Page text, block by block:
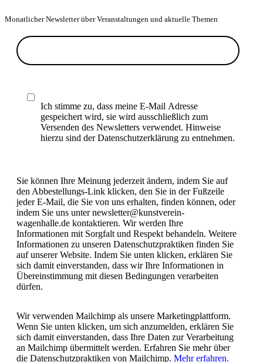
Monatlicher Newsletter über Veranstaltungen und aktuelle Themen
Ich stimme zu, dass meine E-Mail Adresse
gespeichert wird, sie wird ausschließlich zum
Versenden des Newsletters verwendet. Hinweise
hierzu sind der Datenschutzerklärung zu entnehmen.
Sie können Ihre Meinung jederzeit ändern, indem Sie auf
den Abbestellungs-Link klicken, den Sie in der Fußzeile
jeder E-Mail, die Sie von uns erhalten, finden können, oder
indem Sie uns unter newsletter@kunstverein-
wagenhalle.de kontaktieren. Wir werden Ihre
Informationen mit Sorgfalt und Respekt behandeln. Weitere
Informationen zu unseren Datenschutzpraktiken finden Sie
auf unserer Website. Indem Sie unten klicken, erklären Sie
sich damit einverstanden, dass wir Ihre Informationen in
Übereinstimmung mit diesen Bedingungen verarbeiten
dürfen.
Wir verwenden Mailchimp als unsere Marketingplattform.
Wenn Sie unten klicken, um sich anzumelden, erklären Sie
sich damit einverstanden, dass Ihre Daten zur Verarbeitung
an Mailchimp übermittelt werden. Erfahren Sie mehr über
die Datenschutzpraktiken von Mailchimp. Mehr erfahren.